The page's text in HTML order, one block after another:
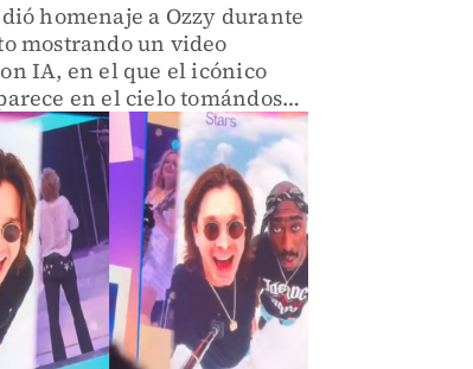
homenaje a Ozzy durante
mostrando un video
IA, en el que el icónico
en el cielo tomándose
celebridades fallecidas